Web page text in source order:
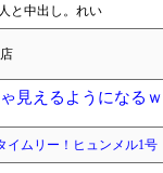
と中出し。れい
見えるようになる
イムリー！ヒュンメル1号